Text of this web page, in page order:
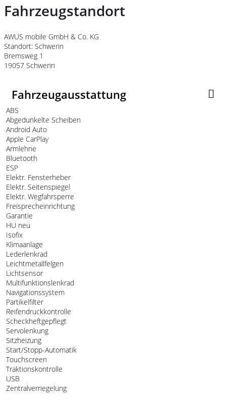
Fahrzeugstandort
AWUS mobile GmbH & Co. KG
Standort: Schwerin
Bremsweg 1
19057 Schwerin
Fahrzeugausstattung
ABS
Abgedunkelte Scheiben
Android Auto
Apple CarPlay
Armlehne
Bluetooth
ESP
Elektr. Fensterheber
Elektr. Seitenspiegel
Elektr. Wegfahrsperre
Freisprecheinrichtung
Garantie
HU neu
Isofix
Klimaanlage
Lederlenkrad
Leichtmetallfelgen
Lichtsensor
Multifunktionslenkrad
Navigationssystem
Partikelfilter
Reifendruckkontrolle
Scheckheftgepflegt
Servolenkung
Sitzheizung
Start/Stopp-Automatik
Touchscreen
Traktionskontrolle
USB
Zentralverriegelung